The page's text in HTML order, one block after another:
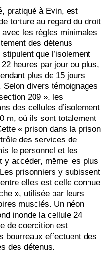
pratiqué à Evin, est
torture au regard du droit
les règles minimales
des détenus
stipulent que l’isolement
22 heures par jour ou plus,
plus de 15 jours
divers témoignages
209 », les
des cellules d’isolement
m, où ils sont totalement
« prison dans la prison
des services de
le personnel et les
y accéder, même les plus
prisonniers y subissent
elles est celle connue
», utilisée par leurs
musclés. Un néon
inonde la cellule 24
de coercition est
bourreaux effectuent des
des détenus.